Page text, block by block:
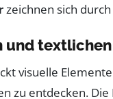
zeichnen sich
und
visuelle
zu entdecken.